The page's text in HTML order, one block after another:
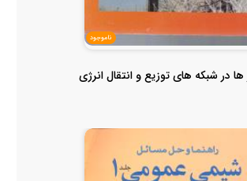
ناموجود
ها در شبکه های توزیع و انتقال انرژی